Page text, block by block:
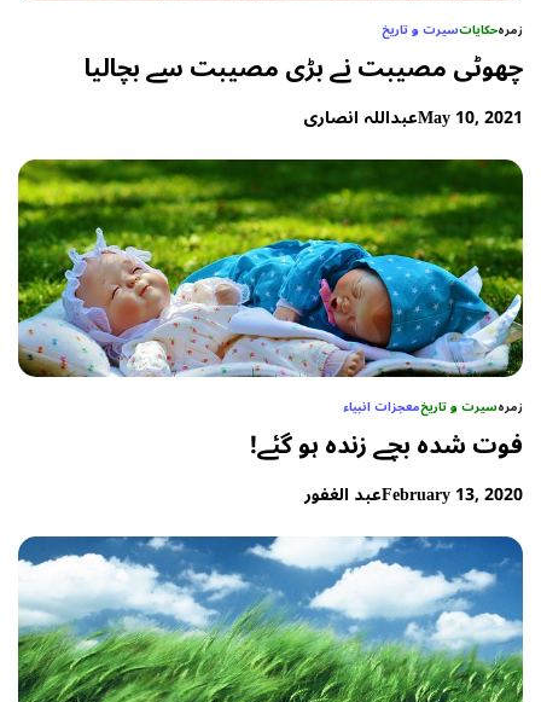
زمرہحکایاتسیرت و تاریخ
چھوٹی مصیبت نے بڑی مصیبت سے بچالیا
May 10, 2021عبداللہ انصاری
زمرہسیرت و تاریخمعجزات انبیاء
فوت شدہ بچے زندہ ہو گئے!
February 13, 2020عبد الغفور